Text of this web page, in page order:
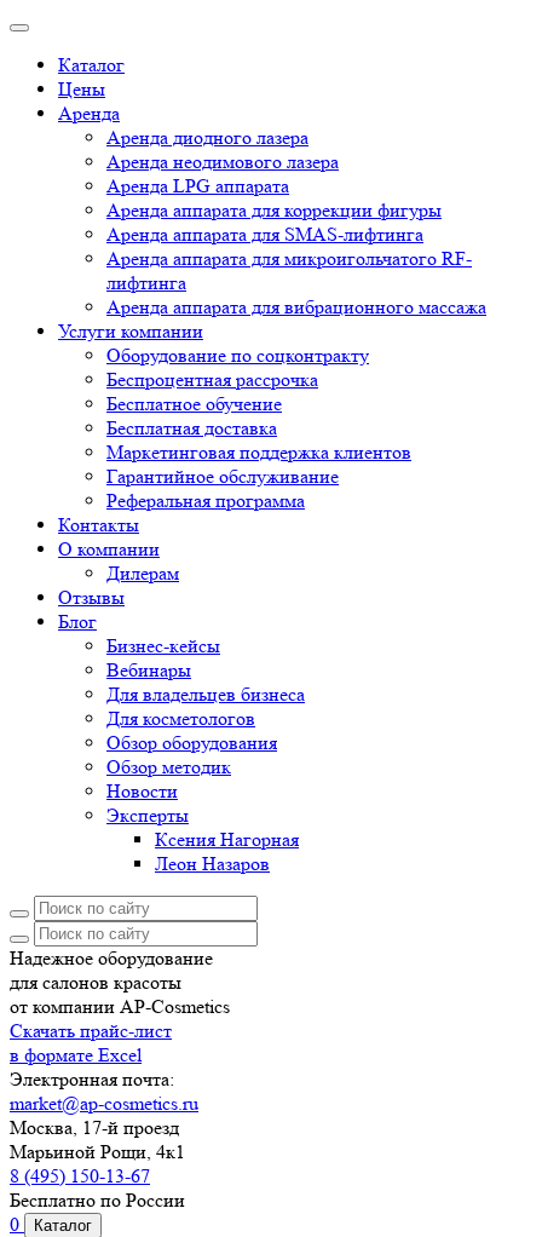
Каталог
Цены
Аренда
Аренда диодного лазера
Аренда неодимового лазера
Аренда LPG аппарата
Аренда аппарата для коррекции фигуры
Аренда аппарата для SMAS-лифтинга
Аренда аппарата для микроигольчатого RF-
лифтинга
Аренда аппарата для вибрационного массажа
Услуги компании
Оборудование по соцконтракту
Беспроцентная рассрочка
Бесплатное обучение
Бесплатная доставка
Маркетинговая поддержка клиентов
Гарантийное обслуживание
Реферальная программа
Контакты
О компании
Дилерам
Отзывы
Блог
Бизнес-кейсы
Вебинары
Для владельцев бизнеса
Для косметологов
Обзор оборудования
Обзор методик
Новости
Эксперты
Ксения Нагорная
Леон Назаров
Надежное оборудование
для салонов красоты
от компании AP-Cosmetics
Скачать прайс-лист
в формате Excel
Электронная почта:
market@ap-cosmetics.ru
Москва, 17-й проезд
Марьиной Рощи, 4к1
8 (495) 150-13-67
Бесплатно по России
0
Каталог